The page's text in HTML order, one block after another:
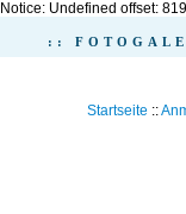
Notice: Undefined offset:
::
Startseite ::